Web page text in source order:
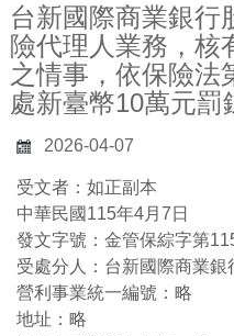
台新國際商業銀行
險代理人業務，核
之情事，依保險法
處新臺幣10萬元罰
2026-04-07
受文者：如正副本
中華民國115年4月7日
發文字號：金管保綜字第
受處分人：台新國際商業銀
營利事業統一編號：略
地址：略